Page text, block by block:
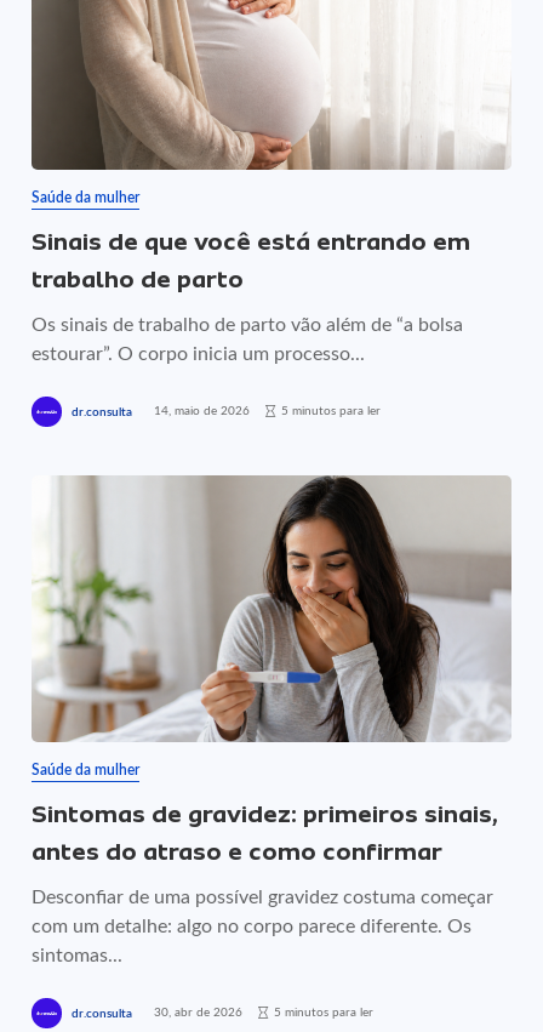
Saúde da mulher
Sinais de que você está entrando em
trabalho de parto
Os sinais de trabalho de parto vão além de “a bolsa
estourar”. O corpo inicia um processo...
dr.consulta 14, maio de 2026 5 minutos para ler
Saúde da mulher
Sintomas de gravidez: primeiros sinais,
antes do atraso e como confirmar
Desconfiar de uma possível gravidez costuma começar
com um detalhe: algo no corpo parece diferente. Os
sintomas...
dr.consulta 30, abr de 2026 5 minutos para ler